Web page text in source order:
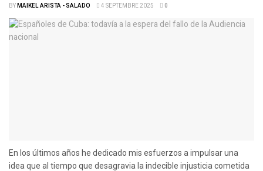
BYMAIKEL ARISTA - SALADO 4 SEPTEMBRE 2025 0
En los últimos años he dedicado mis esfuerzos a impulsar una
idea que al tiempo que desagravia la indecible injusticia cometida